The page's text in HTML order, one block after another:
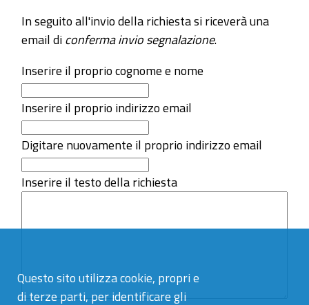
Questo sito utilizza cookie, propri e
di terze parti, per identificare gli
In seguito all'invio della richiesta si riceverà una
email diconferma invio segnalazione.
Inserire il proprio cognome e nome
Inserire il proprio indirizzo email
Digitare nuovamente il proprio indirizzo email
Inserire il testo della richiesta